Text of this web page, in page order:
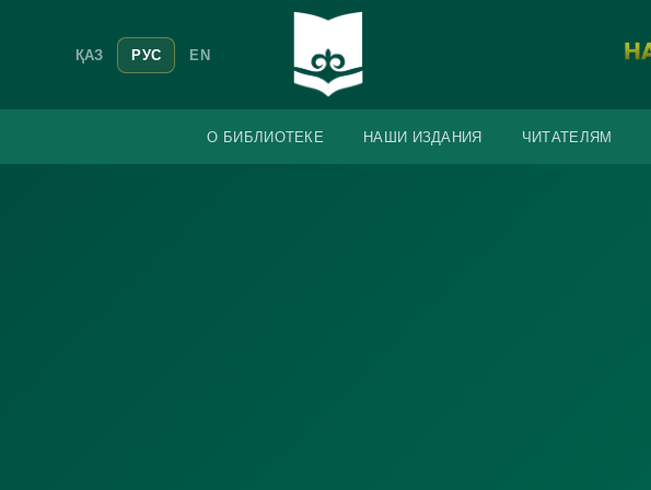
ҚАЗ РУС EN
О БИБЛИОТЕКЕ НАШИ ИЗДАНИЯ ЧИТАТЕЛЯМ